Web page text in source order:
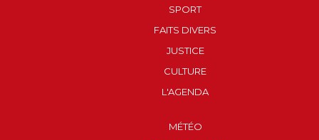
SPORT
FAITS DIVERS
JUSTICE
CULTURE
L'AGENDA
MÉTÉO